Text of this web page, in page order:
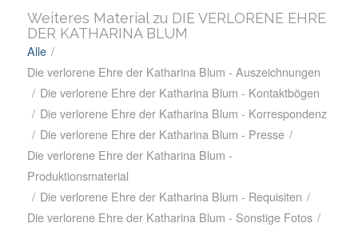
Weiteres Material zu DIE VERLORENE EHRE
DER KATHARINA BLUM
Alle /
Die verlorene Ehre der Katharina Blum - Auszeichnungen
/ Die verlorene Ehre der Katharina Blum - Kontaktbögen
/ Die verlorene Ehre der Katharina Blum - Korrespondenz
/ Die verlorene Ehre der Katharina Blum - Presse /
Die verlorene Ehre der Katharina Blum -
Produktionsmaterial
/ Die verlorene Ehre der Katharina Blum - Requisiten /
Die verlorene Ehre der Katharina Blum - Sonstige Fotos /